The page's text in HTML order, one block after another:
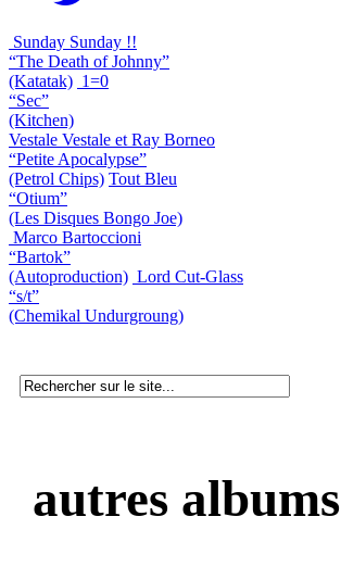
Sunday Sunday !!
“The Death of Johnny”
(Katatak) 1=0
“Sec”
(Kitchen)
Vestale Vestale et Ray Borneo
“Petite Apocalypse”
(Petrol Chips) Tout Bleu
“Otium”
(Les Disques Bongo Joe)
Marco Bartoccioni
“Bartok”
(Autoproduction) Lord Cut-Glass
“s/t”
(Chemikal Undurgroung)
autres albums